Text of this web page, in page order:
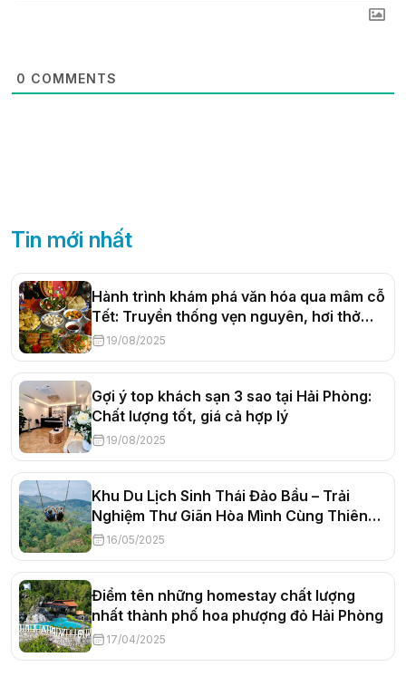
0 COMMENTS
Tin mới nhất
Hành trình khám phá văn hóa qua mâm cỗ
Tết: Truyền thống vẹn nguyên, hơi thở
đương đại
19/08/2025
Gợi ý top khách sạn 3 sao tại Hải Phòng:
Chất lượng tốt, giá cả hợp lý
19/08/2025
Khu Du Lịch Sinh Thái Đảo Bầu – Trải
Nghiệm Thư Giãn Hòa Mình Cùng Thiên
Nhiên
16/05/2025
Điểm tên những homestay chất lượng
nhất thành phố hoa phượng đỏ Hải Phòng
17/04/2025